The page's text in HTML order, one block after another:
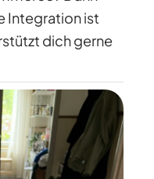
Integration ist
dich gerne